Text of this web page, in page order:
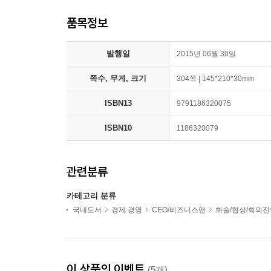
품목정보
발행일 2015년 06월 30일
쪽수, 무게, 크기 304쪽 | 145*210*30mm
ISBN13 9791186320075
ISBN10 1186320079
관련분류
카테고리 분류
국내도서 경제 경영 CEO/비즈니스맨 화술/협상/회의